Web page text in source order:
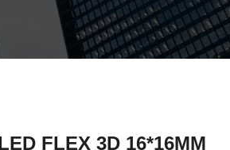
FLEX 3D 16*16MM